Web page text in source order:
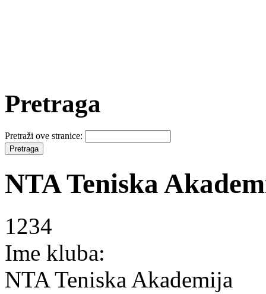
Pretraga
Pretraži ove stranice:
NTA Teniska
1234
Ime kluba:
NTA Teniska Akademija